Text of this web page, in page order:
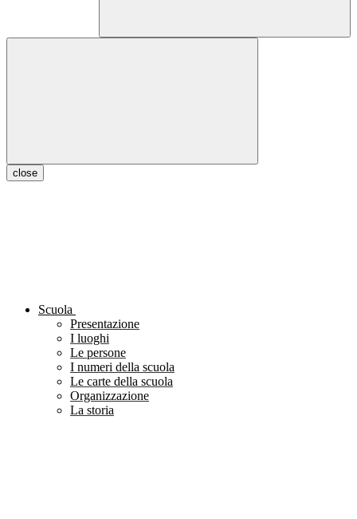
close
Scuola
Presentazione
I luoghi
Le persone
I numeri della scuola
Le carte della scuola
Organizzazione
La storia